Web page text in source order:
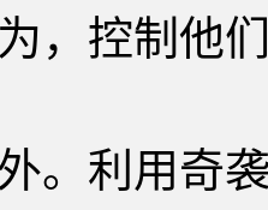
控制他们
利用奇袭